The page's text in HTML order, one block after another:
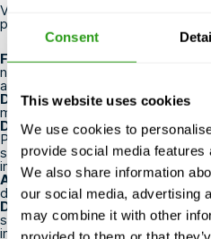
Consent
This website uses cookies
We use cookies to
provide social media
We also share information
our social media, advertising
may combine it with other
Voici ce que nous vous
préparer à l'externalisation :
Formations à la sécurité
notamment les formations
aux interventions d'urgence
Des horaires flexiblesavec une
même s'il n'y a qu'un seul
Des centres de formation
Pays-Bas, aux États-Unis, en
saoudite, à proximité des ports,
industriels
Annulation ou report sans frais
début de votre cours
Des formateurs expérimentés
solide expérience pratique dans
industriel